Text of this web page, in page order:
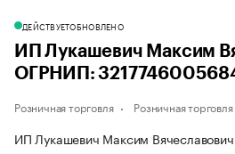
ДЕЙСТВУЕТОБНОВЛЕНО
ИП Лукашевич Максим
ОГРНИП:
Розничная торговля Розничная
ИП Лукашевич Максим